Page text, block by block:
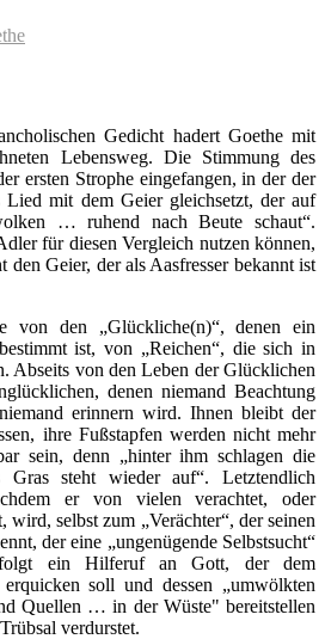
Gedicht hadert Goethe mit
Lebensweg. Die Stimmung des
ersten Strophe eingefangen, in der der
Lied mit dem Geier gleichsetzt, der auf
… ruhend nach Beute schaut“.
für diesen Vergleich nutzen können,
den Geier, der als Aasfresser bekannt ist
von den „Glückliche(n)“, denen ein
ist, von „Reichen“, die sich in
Abseits von den Leben der Glücklichen
denen niemand Beachtung
erinnern wird. Ihnen bleibt der
ihre Fußstapfen werden nicht mehr
sein, denn „hinter ihm schlagen die
Gras steht wieder auf“. Letztendlich
er von vielen verachtet, oder
wird, selbst zum „Verächter“, der seinen
der eine „ungenügende Selbstsucht“
ein Hilferuf an Gott, der dem
soll und dessen „umwölkten
Quellen … in der Wüste" bereitstellen
verdurstet.